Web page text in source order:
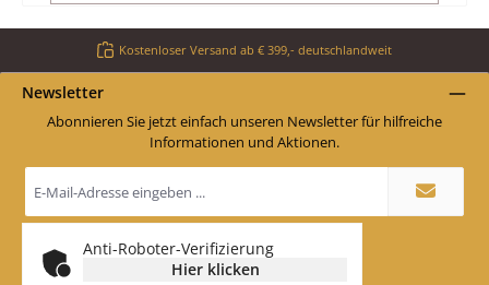
Kostenloser Versand ab € 399,- deutschlandweit
Newsletter
Abonnieren Sie jetzt einfach unseren Newsletter für hilfreiche
Informationen und Aktionen.
Mail-
Adresse
*
Anti-Roboter-Verifizierung
Hier klicken